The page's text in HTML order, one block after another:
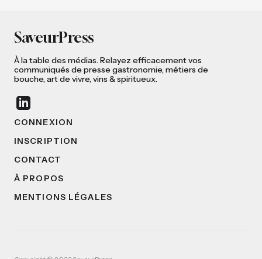
SaveurPress
À la table des médias. Relayez efficacement vos
communiqués de presse gastronomie, métiers de
bouche, art de vivre, vins & spiritueux.
CONNEXION
INSCRIPTION
CONTACT
À PROPOS
MENTIONS LÉGALES